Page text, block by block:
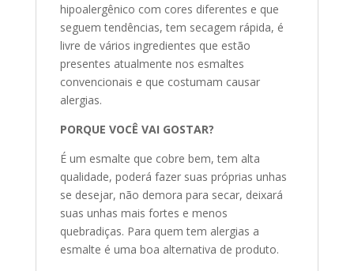
hipoalergênico com cores diferentes e que
seguem tendências, tem secagem rápida, é
livre de vários ingredientes que estão
presentes atualmente nos esmaltes
convencionais e que costumam causar
alergias.
PORQUE VOCÊ VAI GOSTAR?
É um esmalte que cobre bem, tem alta
qualidade, poderá fazer suas próprias unhas
se desejar, não demora para secar, deixará
suas unhas mais fortes e menos
quebradiças. Para quem tem alergias a
esmalte é uma boa alternativa de produto.